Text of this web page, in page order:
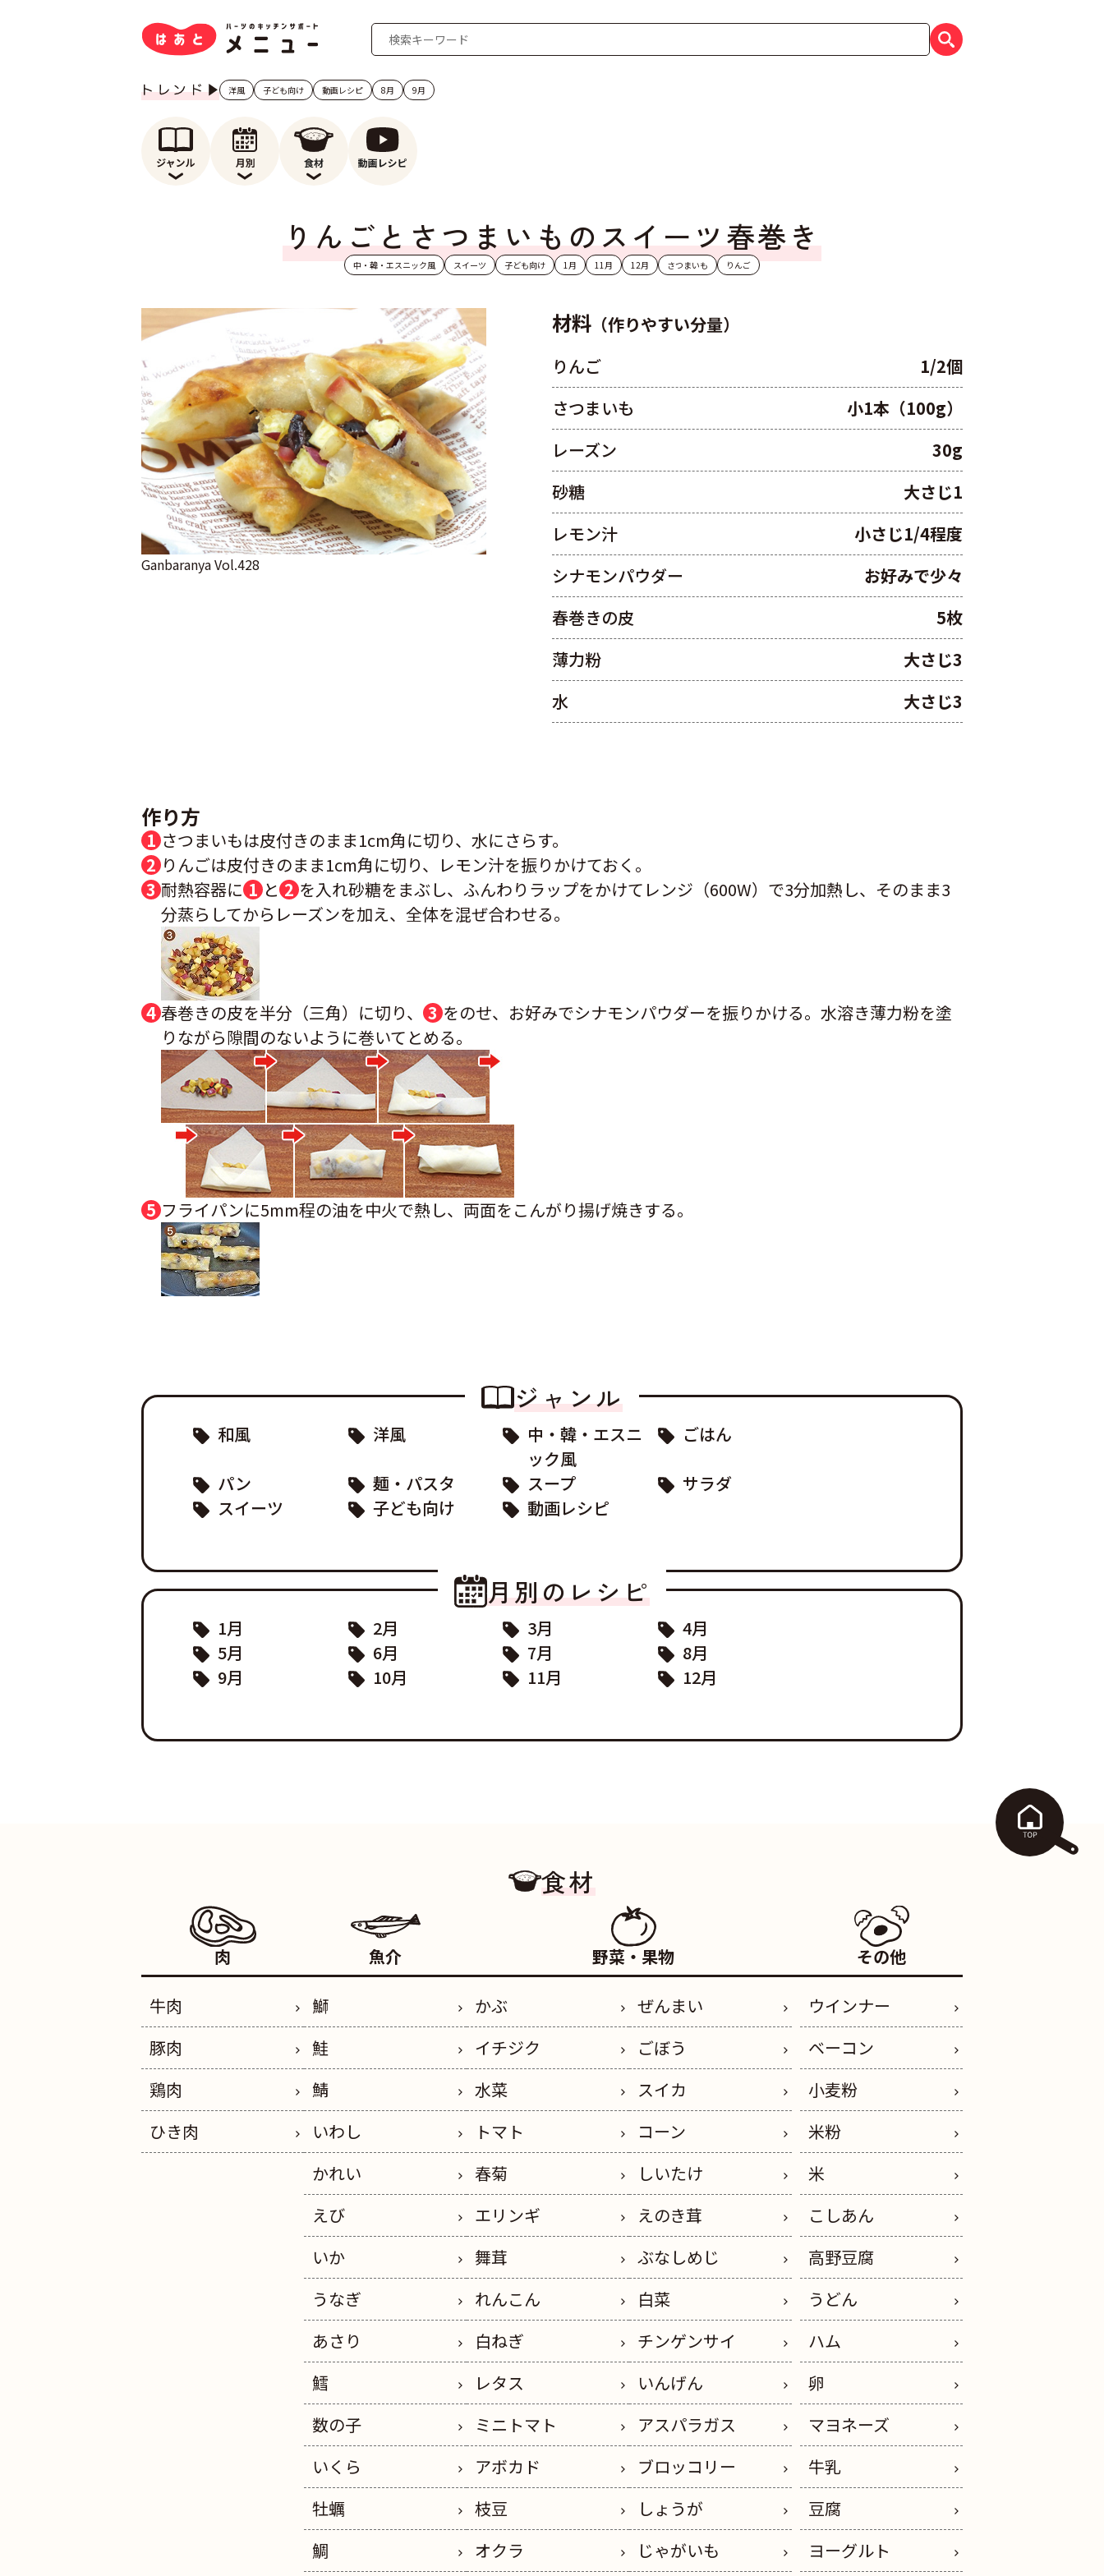
洋風 子ども向け 動画レシピ 8月 9月
りんごとさつまいものスイーツ春巻き
中・韓・エスニック風 スイーツ 子ども向け 1月 11月 12月 さつまいも りんご
Ganbaranya Vol.428
材料 （作りやすい分量）
りんご
1/2個
さつまいも
小1本（100g）
レーズン
30g
砂糖
大さじ1
レモン汁
小さじ1/4程度
シナモンパウダー
お好みで少々
春巻きの皮
5枚
薄力粉
大さじ3
水
大さじ3
作り方
さつまいもは皮付きのまま1cm角に切り、水にさらす。
りんごは皮付きのまま1cm角に切り、レモン汁を振りかけておく。
耐熱容器に 1 と 2 を入れ砂糖をまぶし、ふんわりラップをかけてレンジ（600W）で3分加熱し、そのまま3
分蒸らしてからレーズンを加え、全体を混ぜ合わせる。
春巻きの皮を半分（三角）に切り、 3 をのせ、お好みでシナモンパウダーを振りかける。水溶き薄力粉を塗
りながら隙間のないように巻いてとめる。
フライパンに5mm程の油を中火で熱し、両面をこんがり揚げ焼きする。
ジャンル
和風 洋風
中・韓・エスニ
ック風
ごはん
パン 麺・パスタ スープ
サラダ
スイーツ
子ども向け 動画レシピ
月別のレシピ
1月 2月 3月
4月
5月
6月 7月
8月
9月
10月 11月 12月
食材
肉
牛肉
豚肉
鶏肉
ひき肉
魚介
鰤
鮭
鯖
いわし
かれい
えび
いか
うなぎ
あさり
鱈
数の子
いくら
牡蠣
鯛
野菜・果物
かぶ
ぜんまい
イチジク
ごぼう
水菜
スイカ
トマト
コーン
春菊
しいたけ
エリンギ
えのき茸
舞茸
ぶなしめじ
れんこん
白菜
白ねぎ
チンゲンサイ
レタス
いんげん
ミニトマト
アスパラガス
アボカド
ブロッコリー
枝豆
しょうが
オクラ
じゃがいも
その他
ウインナー
ベーコン
小麦粉
米粉
米
こしあん
高野豆腐
うどん
ハム
卵
マヨネーズ
牛乳
豆腐
ヨーグルト